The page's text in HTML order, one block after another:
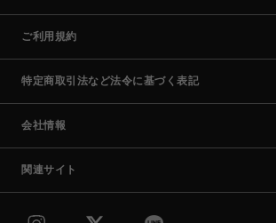
ご利用規約
特定商取引法など法令に基づく表記
会社情報
関連サイト